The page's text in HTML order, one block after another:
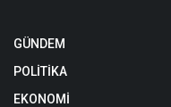
GÜNDEM
POLİTİKA
EKONOMİ